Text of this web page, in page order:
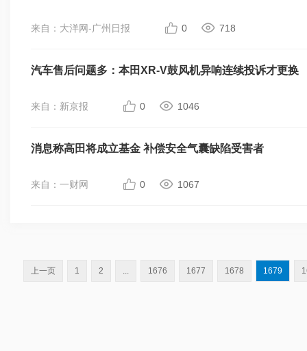
来自：大洋网-广州日报 0 718
汽车售后问题多：本田XR-V鼓风机异响连续投诉才更换
来自：新京报 0 1046
消息称高田将成立基金 补偿安全气囊缺陷受害者
来自：一财网 0 1067
上一页 1 2 ... 1676 1677 1678 1679